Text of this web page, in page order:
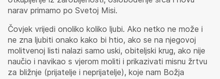
narav primamo po Svetoj Misi.
Čovjek vrijedi onoliko koliko ljubi. Ako netko ne može i
ne zna ljubiti onako kako bi htio, ako se na njegovoj
molitvenoj listi nalazi samo uski, obiteljski krug, ako nije
naučio i navikao s vjerom moliti i prikazivati misnu žrtvu
za bližnje (prijatelje i neprijatelje), koje nam Božja